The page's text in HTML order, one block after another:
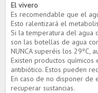
El vivero
Es recomendable que el
Esto ralentizará el
Si la temperatura del agua
son las botellas de agua
NUNCA superéis los 29ºC,
Existen productos
antibiótico. Estos pueden
En caso de no disponer de
recuperar sustancias.